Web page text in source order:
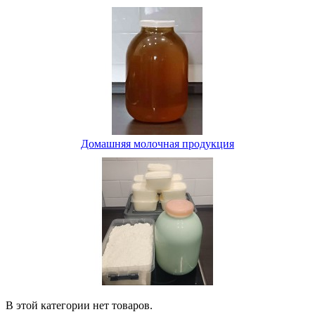
Домашняя молочная продукция
В этой категории нет товаров.